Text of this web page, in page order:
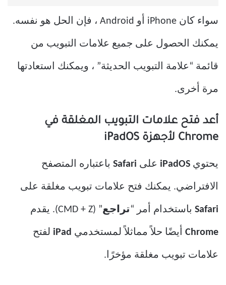
سواء كان iPhone أو Android ، فإن الحل هو نفسه.
يمكنك الحصول على جميع علامات التبويب من
قائمة “علامة التبويب الحديثة” ، ويمكنك استعادتها
مرة أخرى.
أعد فتح علامات التبويب المغلقة في
Chrome لأجهزة iPadOS
يحتوي iPadOS على Safari باعتباره المتصفح
الافتراضي. يمكنك فتح علامات تبويب مغلقة على
Safari باستخدام أمر “ تراجع” (CMD + Z). يقدم
Chrome أيضًا حلاً مماثلاً لمستخدمي iPad لفتح
علامات تبويب مغلقة مؤخرًا.